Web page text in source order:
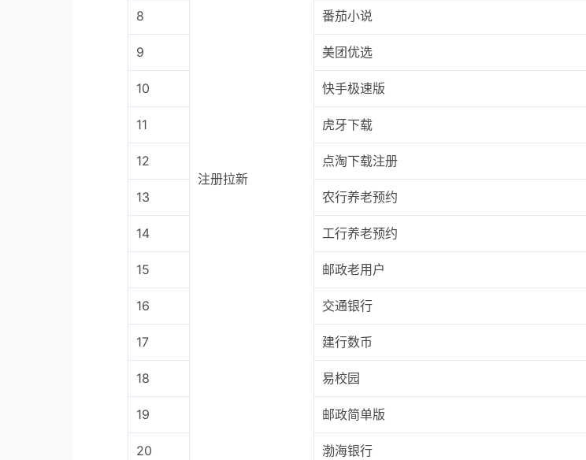
注册拉新
8 番茄小说
9 美团优选
10 快手极速版
11 虎牙下载
12 点淘下载注册
13 农行养老预约
14 工行养老预约
15 邮政老用户
16 交通银行
17 建行数币
18 易校园
19 邮政简单版
20 渤海银行